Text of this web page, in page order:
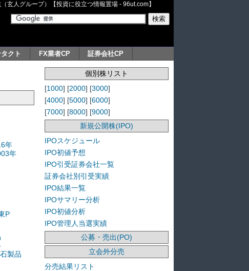
玄人グループ）【投資に役立つ情報置場 - 96ut.com】
クト FX業者CP 証券会社CP
年
年
P
製品
個別株リスト
[1000] [2000] [3000]
[4000] [5000] [6000]
[7000] [8000] [9000]
新規公開株(IPO)
IPOスケジュール
IPO初値予想
IPO引受証券会社一覧
証券会社別引受実績
IPO結果一覧
IPOサマリー分析
IPO初値分析
IPO管理人当選実績
公募・売出(PO)
立会外分売
分売結果リスト